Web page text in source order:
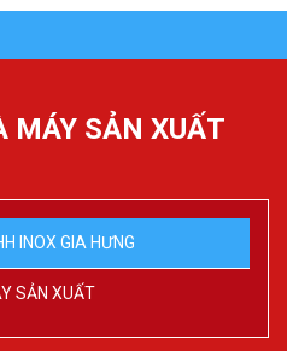
MÁY SẢN XUẤT
INOX GIA HƯNG
SẢN XUẤT